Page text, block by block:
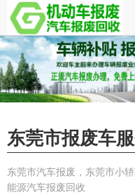
东莞市报废车
东莞市汽车报废，东莞市小
能源汽车报废回收